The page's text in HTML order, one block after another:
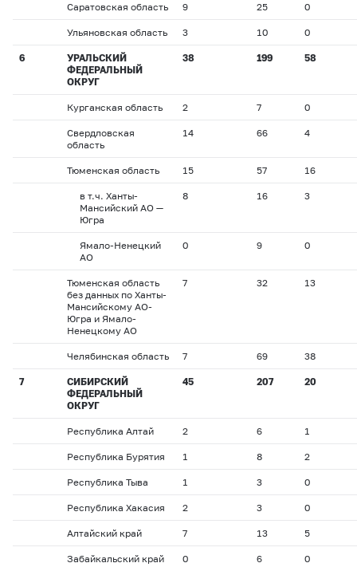
Саратовская область 9 25 0
Ульяновская область 3 10 0
6
УРАЛЬСКИЙ
ФЕДЕРАЛЬНЫЙ
ОКРУГ
38 199 58
Курганская область 2 7 0
Свердловская
область
14 66 4
Тюменская область 15 57 16
в т.ч. Ханты-
Мансийский АО —
Югра
8 16 3
Ямало-Ненецкий
АО
0 9 0
Тюменская область
без данных по Ханты-
Мансийскому АО-
Югра и Ямало-
Ненецкому АО
7 32 13
Челябинская область 7 69 38
7
СИБИРСКИЙ
ФЕДЕРАЛЬНЫЙ
ОКРУГ
45 207 20
Республика Алтай 2 6 1
Республика Бурятия 1 8 2
Республика Тыва 1 3 0
Республика Хакасия 2 3 0
Алтайский край 7 13 5
Забайкальский край 0 6 0